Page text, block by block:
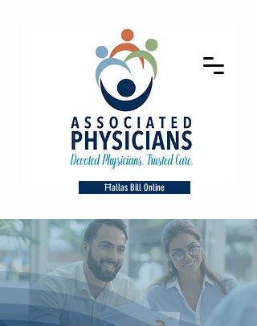
Ħallas Bill Online